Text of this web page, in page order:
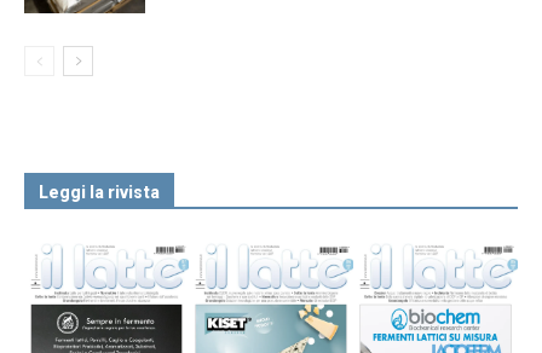
Leggi la rivista